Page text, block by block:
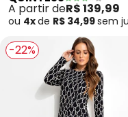
A partir deR$ 139,99
ou 4xde R$ 34,99sem
-22%